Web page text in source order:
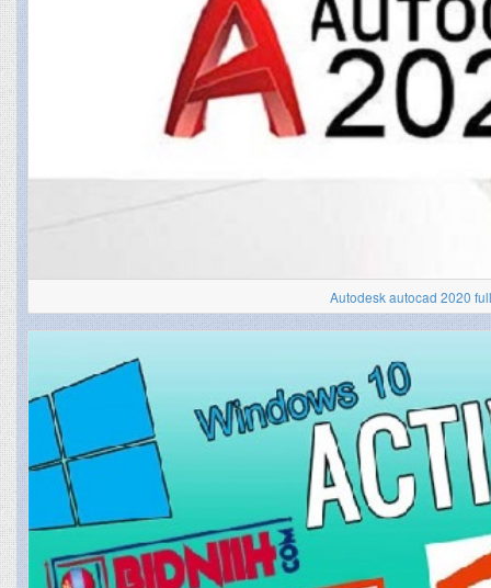
Autodesk autocad 2020 full